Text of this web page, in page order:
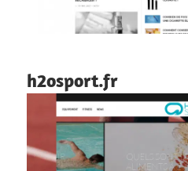
h2osport.fr